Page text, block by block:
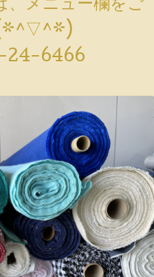
、メニュー欄をご
(*^▽^*)
24-6466